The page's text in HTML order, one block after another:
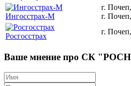
Ингосстрах-М
г.
г.
Росгосстрах
г.
Ваше мнение про СК